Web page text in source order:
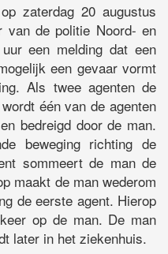
zaterdag 20 augustus
van de politie Noord- en
een melding dat een
een gevaar vormt
Als twee agenten de
één van de agenten
bedreigd door de man.
beweging richting de
sommeert de man de
maakt de man wederom
de eerste agent. Hierop
op de man. De man
later in het ziekenhuis.